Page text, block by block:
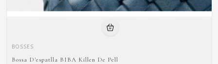
BOSSES
Bossa D'espatlla BIBA Killen De Pell